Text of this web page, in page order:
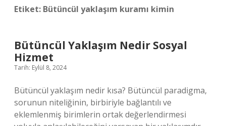
Etiket: Bütüncül yaklaşım kuramı kimin
Bütüncül Yaklaşım Nedir Sosyal
Hizmet
Tarih: Eylül 8, 2024
Bütüncül yaklaşım nedir kısa? Bütüncül paradigma,
sorunun niteliğinin, birbiriyle bağlantılı ve
eklemlenmiş birimlerin ortak değerlendirmesi